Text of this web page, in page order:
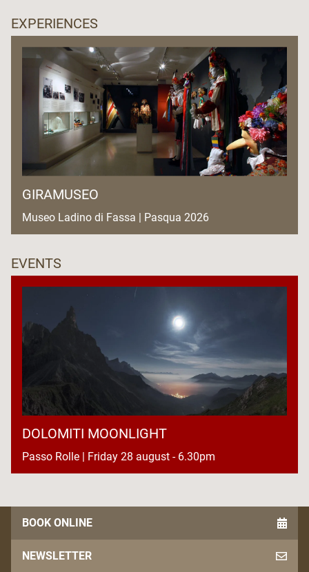
EXPERIENCES
GIRAMUSEO
Museo Ladino di Fassa | Pasqua 2026
EVENTS
DOLOMITI MOONLIGHT
Passo Rolle | Friday 28 august - 6.30pm
BOOK ONLINE
NEWSLETTER